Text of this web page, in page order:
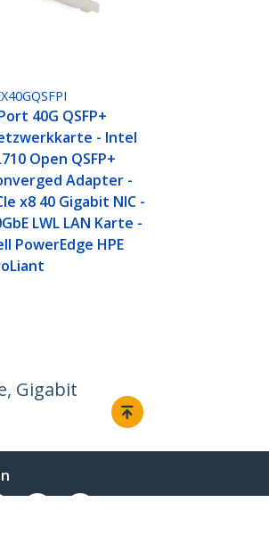
40G QSFP+
- Intel
Open QSFP+
Adapter -
x8 40 Gigabit NIC -
LWL LAN Karte -
PowerEdge HPE
Gigabit